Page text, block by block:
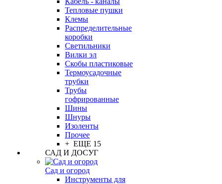
Тепловые пушки
Клемы
Распределительные
коробки
Светильники
Вилки эл
Скобы пластиковые
Термоусадочные
трубки
Трубы
гофрированные
Шины
Шнуры
Изоленты
Прочее
+ ЕЩЕ 15
САД И ДОСУГ
Сад и огород
Инструменты для